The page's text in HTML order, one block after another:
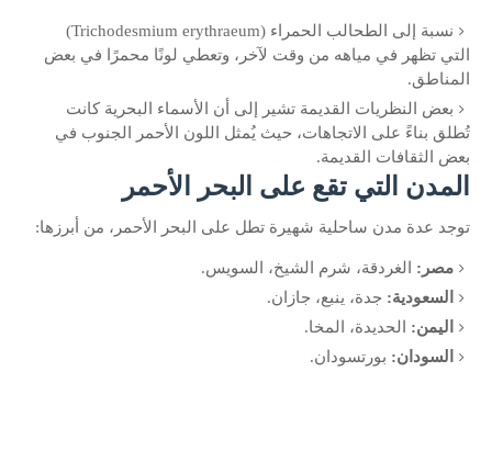
نسبة إلى الطحالب الحمراء (Trichodesmium erythraeum)
التي تظهر في مياهه من وقت لآخر، وتعطي لونًا محمرًا في بعض
المناطق.
بعض النظريات القديمة تشير إلى أن الأسماء البحرية كانت
تُطلق بناءً على الاتجاهات، حيث يُمثل اللون الأحمر الجنوب في
بعض الثقافات القديمة.
المدن التي تقع على البحر الأحمر
توجد عدة مدن ساحلية شهيرة تطل على البحر الأحمر، من أبرزها:
مصر: الغردقة، شرم الشيخ، السويس.
السعودية: جدة، ينبع، جازان.
اليمن: الحديدة، المخا.
السودان: بورتسودان.